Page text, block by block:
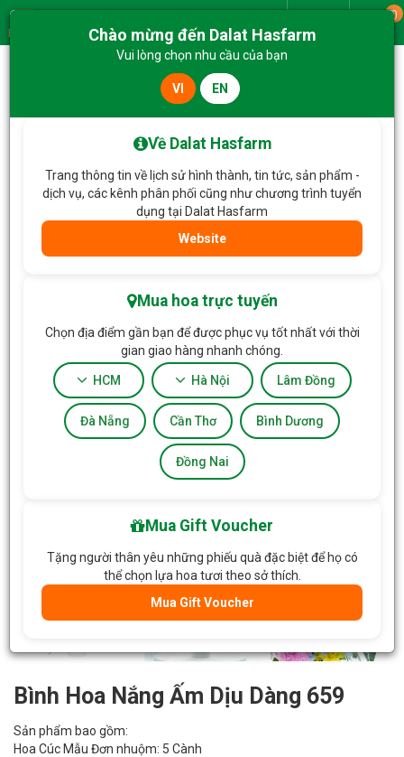
Menu
0
Hoa Tặng & Hoa Dịch Vụ
Bình Hoa Nắng Ấm Dịu Dàng 659
Sản phẩm bao gồm:
Hoa Cúc Mẫu Đơn nhuộm: 5 Cành
Chào mừng đến Dalat Hasfarm
Vui lòng chọn nhu cầu của bạn
VI EN
Về Dalat Hasfarm
Trang thông tin về lịch sử hình thành, tin tức, sản phẩm -
dịch vụ, các kênh phân phối cũng như chương trình tuyển
dụng tại Dalat Hasfarm
Website
Mua hoa trực tuyến
Chọn địa điểm gần bạn để được phục vụ tốt nhất với thời
gian giao hàng nhanh chóng.
HCM Hà Nội Lâm Đồng
Đà Nẵng Cần Thơ Bình Dương
Đồng Nai
Mua Gift Voucher
Tặng người thân yêu những phiếu quà đặc biệt để họ có
thể chọn lựa hoa tươi theo sở thích.
Mua Gift Voucher